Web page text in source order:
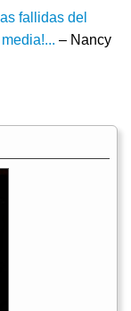
fallidas del
– Nancy